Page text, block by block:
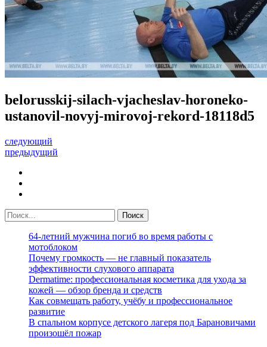
belorusskij-silach-vjacheslav-horoneko-
ustanovil-novyj-mirovoj-rekord-18118d5
следующий
предыдущий
64-летний мужчина погиб во время работы с
мотоблоком
Почему громкость — не главный показатель
эффективности слухового аппарата
Dermatime: профессиональная косметика для ухода за
кожей — обзор бренда и средств
Как совмещать работу, учёбу и профессиональное
развитие
В спальном корпусе детского лагеря под Барановичами
произошёл пожар